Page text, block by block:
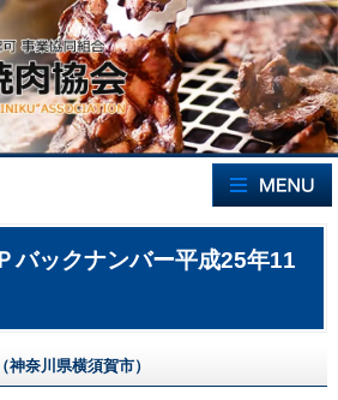
バックナンバー平成25年11
奈川県横須賀市）